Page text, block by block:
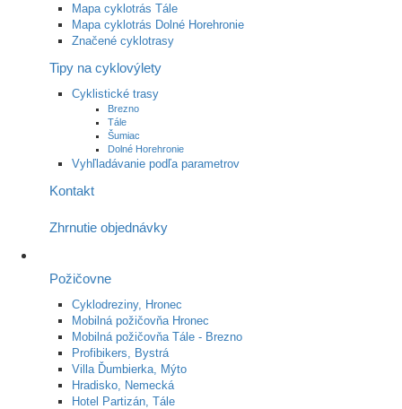
Mapa cyklotrás Tále
Mapa cyklotrás Dolné Horehronie
Značené cyklotrasy
Tipy na cyklovýlety
Cyklistické trasy
Brezno
Tále
Šumiac
Dolné Horehronie
Vyhľladávanie podľa parametrov
Kontakt
Zhrnutie objednávky
Požičovne
Cyklodreziny, Hronec
Mobilná požičovňa Hronec
Mobilná požičovňa Tále - Brezno
Profibikers, Bystrá
Villa Ďumbierka, Mýto
Hradisko, Nemecká
Hotel Partizán, Tále